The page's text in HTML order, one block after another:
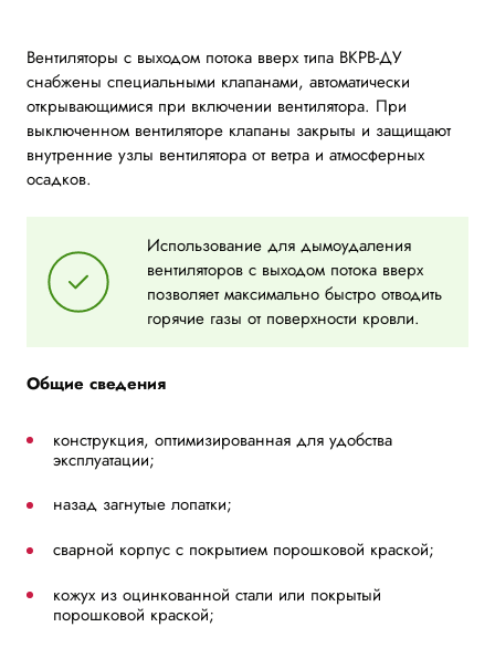
Вентиляторы с выходом потока вверх типа ВКРВ-ДУ
снабжены специальными клапанами, автоматически
открывающимися при включении вентилятора. При
выключенном вентиляторе клапаны закрыты и защищают
внутренние узлы вентилятора от ветра и атмосферных
осадков.
Использование для дымоудаления
вентиляторов с выходом потока вверх
позволяет максимально быстро отводить
горячие газы от поверхности кровли.
Общие сведения
конструкция, оптимизированная для удобства
эксплуатации;
назад загнутые лопатки;
сварной корпус с покрытием порошковой краской;
кожух из оцинкованной стали или покрытый
порошковой краской;